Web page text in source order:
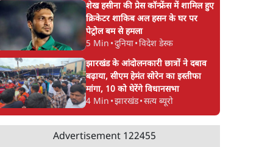
शेख हसीना की प्रेस कॉन्फ्रेंस में शामिल हुए
क्रिकेटर शाकिब अल हसन के घर पर
पेट्रोल बम से हमला
5 Min •दुनिया•विदेश डेस्क
झारखंड के आंदोलनकारी छात्रों ने दबाव
बढ़ाया, सीएम हेमंत सोरेन का इस्तीफा
मांगा, 10 को घेरेंगे विधानसभा
4 Min •झारखंड•सत्य ब्यूरो
Advertisement 122455